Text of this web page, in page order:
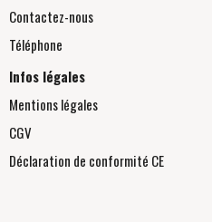
Contactez-nous
Téléphone
Infos légales
Mentions légales
CGV
Déclaration de conformité CE